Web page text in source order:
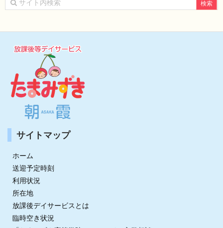
ブ
サイトマップ
ホーム
送迎予定時刻
利用状況
所在地
放課後デイサービスとは
臨時空き状況